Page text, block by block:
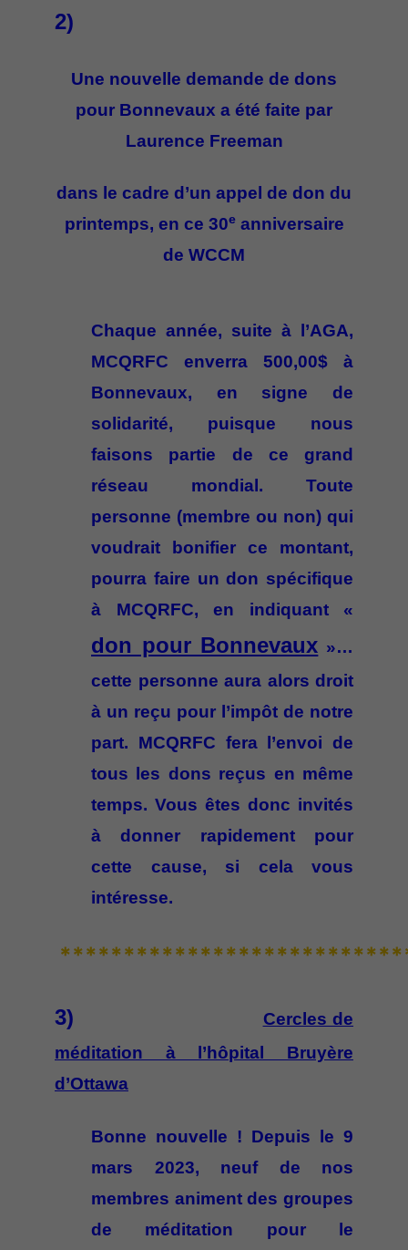
2)
Une nouvelle demande de dons
pour Bonnevaux a été faite par
Laurence Freeman
dans le cadre d’un appel de don du
printemps, en ce 30eanniversaire
de WCCM
Chaque année, suite à l’AGA,
MCQRFC enverra 500,00$ à
Bonnevaux, en signe de
solidarité, puisque nous
faisons partie de ce grand
réseau mondial. Toute
personne (membre ou non) qui
voudrait bonifier ce montant,
pourra faire un don spécifique
à MCQRFC, en indiquant «
don pour Bonnevaux »…
cette personne aura alors droit
à un reçu pour l’impôt de notre
part. MCQRFC fera l’envoi de
tous les dons reçus en même
temps. Vous êtes donc invités
à donner rapidement pour
cette cause, si cela vous
intéresse.
3)
Cercles de
méditation à l’hôpital Bruyère
d’Ottawa
Bonne nouvelle ! Depuis le 9
mars 2023, neuf de nos
membres animent des groupes
de méditation pour le